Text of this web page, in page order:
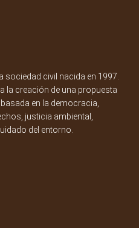
civil nacida en 1997.
la creación de una propuesta
en la democracia,
justicia ambiental,
del entorno.